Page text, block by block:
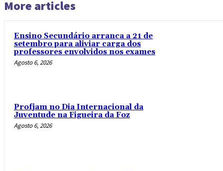
More articles
Ensino Secundário arranca a 21 de
setembro para aliviar carga dos
professores envolvidos nos exames
Agosto 6, 2026
Profjam no Dia Internacional da
Juventude na Figueira da Foz
Agosto 6, 2026